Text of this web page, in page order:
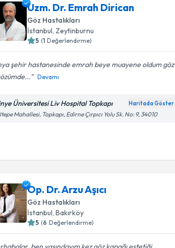
Uzm. Dr. Emrah Dirican
Göz Hastalıkları
İstanbul , Zeytinburnu
5 (1 Değerlendirme)
şehir hastanesinde emrah beye muayene oldum göz
Devamı
Üniversitesi Liv Hospital Topkapı Haritada Göster
Mahallesi, Topkapı, Edirne Çırpıcı Yolu Sk. No: 9, 34010
Op. Dr. Arzu Aşıcı
Göz Hastalıkları
İstanbul, Bakırköy
5 (6 Değerlendirme)